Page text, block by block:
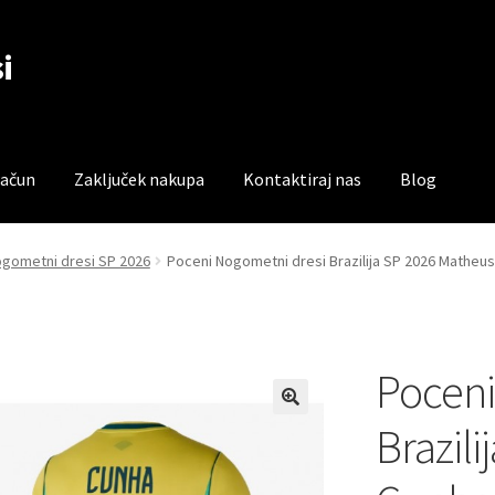
Zaključek nakupa Kontaktiraj nas Blog
Trgovina Zaključek nakupa
dresi SP 2026 Poceni Nogometni dresi Brazilija SP 2026